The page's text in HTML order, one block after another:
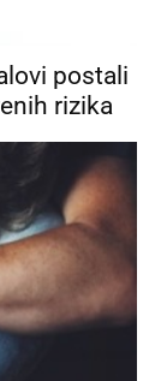
postali
rizika